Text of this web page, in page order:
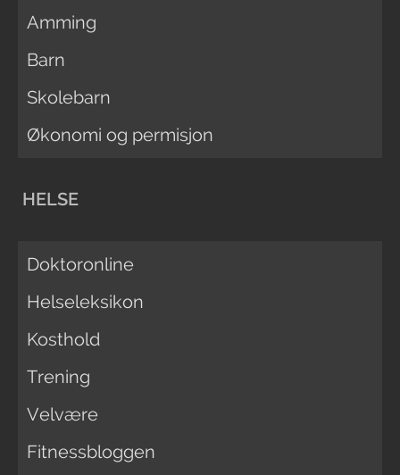
Amming
Barn
Skolebarn
Økonomi og permisjon
HELSE
Doktoronline
Helseleksikon
Kosthold
Trening
Velvære
Fitnessbloggen